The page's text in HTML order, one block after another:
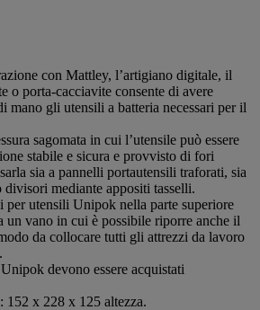
con Mattley, l’artigiano digitale, il
o porta-cacciavite consente di avere
mano gli utensili a batteria necessari per il
sagomata in cui l’utensile può essere
stabile e sicura e provvisto di fori
sia a pannelli portautensili traforati, sia
divisori mediante appositi tasselli.
per utensili Unipok nella parte superiore
un vano in cui è possibile riporre anche il
da collocare tutti gli attrezzi da lavoro
devono essere acquistati
152 x 228 x 125 altezza.